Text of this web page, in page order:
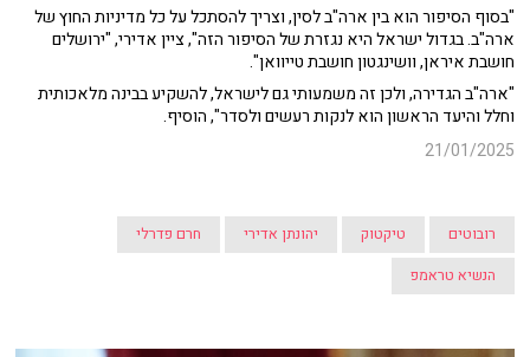
"בסוף הסיפור הוא בין ארה"ב לסין, וצריך להסתכל על כל מדיניות החוץ של
ארה"ב. בגדול ישראל היא נגזרת של הסיפור הזה", ציין אדירי, "ירושלים
חושבת איראן, וושינגטון חושבת טייוואן".
"ארה"ב הגדירה, ולכן זה משמעותי גם לישראל, להשקיע בבינה מלאכותית
וחלל והיעד הראשון הוא לנקות רעשים ולסדר", הוסיף.
21/01/2025
רובוטים טיקטוק יהונתן אדירי
חרם פדרלי
הנשיא טראמפ